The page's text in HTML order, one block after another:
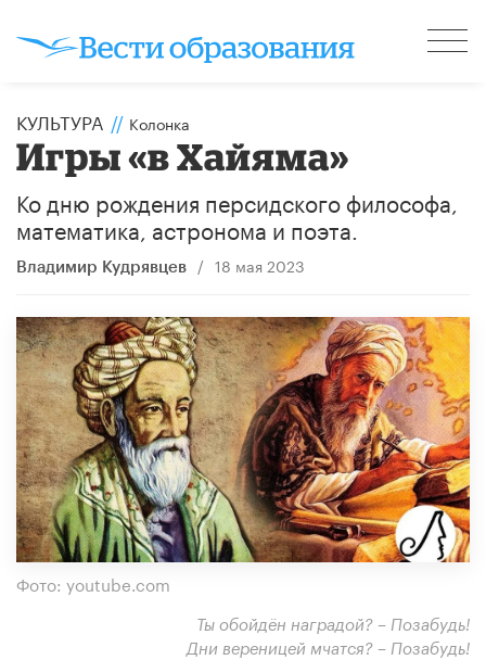
КУЛЬТУРА // Колонка
Игры «в Хайяма»
Ко дню рождения персидского философа,
математика, астронома и поэта.
Владимир Кудрявцев / 18 мая 2023
Фото: youtube.com
Ты обойдён наградой? – Позабудь!
Дни вереницей мчатся? – Позабудь!